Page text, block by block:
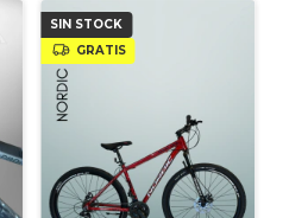
SIN STOCK
GRATIS